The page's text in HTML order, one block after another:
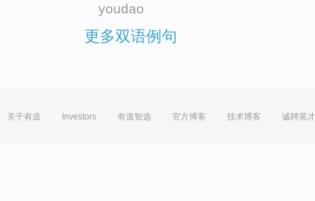
youdao
更多双语例句
关于有道 Investors 有道智选 官方博客 技术博客 诚聘英才